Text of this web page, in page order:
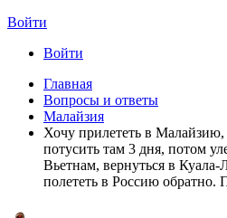
Войти
Войти
Главная
Вопросы и ответы
Малайзия
Хочу прилететь в
потусить там 3 дня, потом
Вьетнам, вернуться в
полететь в Россию обратно.